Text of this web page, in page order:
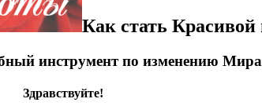
Как стать
инструмент по изменению
Здравствуйте!